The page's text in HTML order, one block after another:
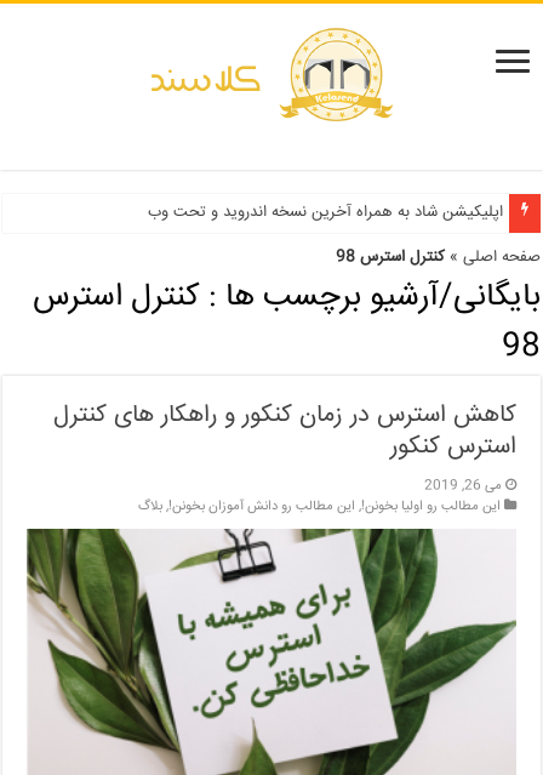
اپلیکیشن شاد به همراه آخرین نسخه اندروید و تحت وب
دفترچه انتخاب رشته کنکور سراسری ۱۳۹۹ و دانشگاه آزاد ۹۹
صفحه اصلی »کنترل استرس 98
بایگانی/آرشیو برچسب ها :کنترل استرس
98
کاهش استرس در زمان کنکور و راهکار های کنترل
استرس کنکور
می 26, 2019
این مطالب رو اولیا بخونن!, این مطالب رو دانش آموزان بخونن!,بلاگ